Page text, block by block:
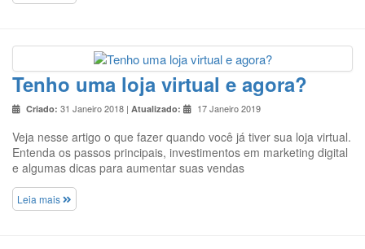
Tenho uma loja virtual e agora?
Criado: 31 Janeiro 2018 | Atualizado: 17 Janeiro 2019
Veja nesse artigo o que fazer quando você já tiver sua loja virtual.
Entenda os passos principais, investimentos em marketing digital
e algumas dicas para aumentar suas vendas
Leia mais